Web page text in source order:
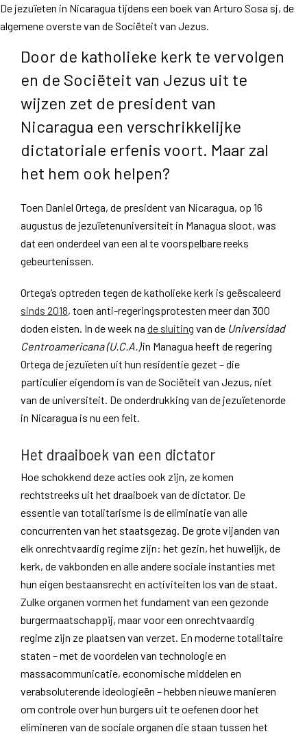
De jezuïeten in Nicaragua tijdens een boek van Arturo Sosa sj, de
algemene overste van de Sociëteit van Jezus.
Door de katholieke kerk te vervolgen
en de Sociëteit van Jezus uit te
wijzen zet de president van
Nicaragua een verschrikkelijke
dictatoriale erfenis voort. Maar zal
het hem ook helpen?
Toen Daniel Ortega, de president van Nicaragua, op 16
augustus de jezuïetenuniversiteit in Managua sloot, was
dat een onderdeel van een al te voorspelbare reeks
gebeurtenissen.
Ortega’s optreden tegen de katholieke kerk is geëscaleerd
sinds 2018, toen anti-regeringsprotesten meer dan 300
doden eisten. In de week na de sluiting van de Universidad
Centroamericana (U.C.A.)in Managua heeft de regering
Ortega de jezuïeten uit hun residentie gezet – die
particulier eigendom is van de Sociëteit van Jezus, niet
van de universiteit. De onderdrukking van de jezuïetenorde
in Nicaragua is nu een feit.
Het draaiboek van een dictator
Hoe schokkend deze acties ook zijn, ze komen
rechtstreeks uit het draaiboek van de dictator. De
essentie van totalitarisme is de eliminatie van alle
concurrenten van het staatsgezag. De grote vijanden van
elk onrechtvaardig regime zijn: het gezin, het huwelijk, de
kerk, de vakbonden en alle andere sociale instanties met
hun eigen bestaansrecht en activiteiten los van de staat.
Zulke organen vormen het fundament van een gezonde
burgermaatschappij, maar voor een onrechtvaardig
regime zijn ze plaatsen van verzet. En moderne totalitaire
staten – met de voordelen van technologie en
massacommunicatie, economische middelen en
verabsoluterende ideologieën – hebben nieuwe manieren
om controle over hun burgers uit te oefenen door het
elimineren van de sociale organen die staan tussen het